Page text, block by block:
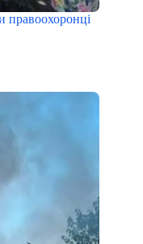
правоохоронці